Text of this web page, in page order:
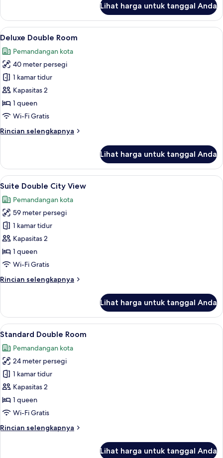
Superior
Double
Room
Lihat harga untuk tanggal Anda
Lihat
semua
foto
untuk
Deluxe
Double
Room
Deluxe Double Room | Brankas,
5
Deluxe Double Room
Pemandangan kota
40 meter persegi
1 kamar tidur
Kapasitas 2
1 queen
Wi-Fi Gratis
Rincian selengkapnya
Rincian
Deluxe
Double
Room
Lihat harga untuk tanggal Anda
Lihat
semua
foto
untuk
Suite
Double
City
View
Suite Double City View | Brankas,
11
Suite Double City View
Pemandangan kota
59 meter persegi
1 kamar tidur
Kapasitas 2
1 queen
Wi-Fi Gratis
Rincian selengkapnya
Rincian
Suite
Double
City
Lihat harga untuk tanggal Anda
Lihat
semua
foto
untuk
Standard
Double
Room
Standard Double Room | Brankas,
5
Standard Double Room
Pemandangan kota
24 meter persegi
1 kamar tidur
Kapasitas 2
1 queen
Wi-Fi Gratis
Rincian selengkapnya
Rincian
Lihat harga untuk tanggal Anda